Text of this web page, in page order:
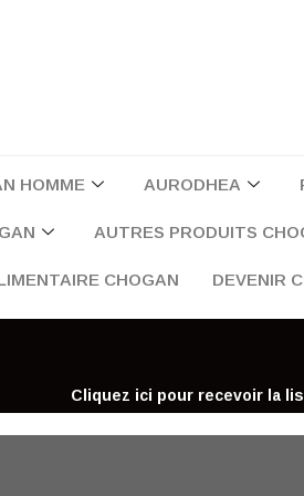
HOMME AURODHEA
AUTRES PRODUITS
CHOGAN DEVENIR
Cliquez ici pour recevoir la